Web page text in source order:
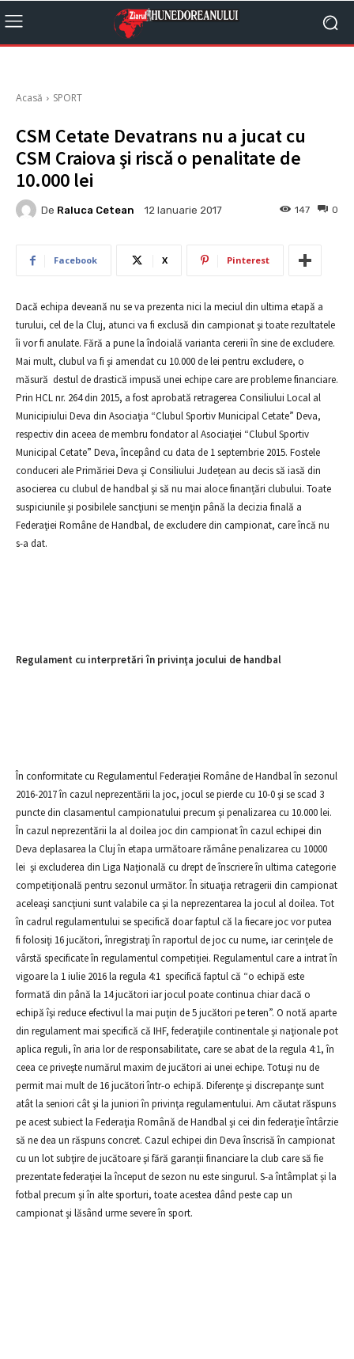
Acasă SPORT
CSM Cetate Devatrans nu a jucat cu
CSM Craiova şi riscă o penalitate de
10.000 lei
De Raluca Cetean 12 Ianuarie 2017 0
147
Facebook X Pinterest
Dacă echipa deveană nu se va prezenta nici la meciul din ultima etapă a
turului, cel de la Cluj, atunci va fi exclusă din campionat şi toate rezultatele
îi vor fi anulate. Fără a pune la îndoială varianta cererii în sine de excludere.
Mai mult, clubul va fi şi amendat cu 10.000 de lei pentru excludere, o
măsură destul de drastică impusă unei echipe care are probleme financiare.
Prin HCL nr. 264 din 2015, a fost aprobată retragerea Consiliului Local al
Municipiului Deva din Asociaţia “Clubul Sportiv Municipal Cetate” Deva,
respectiv din aceea de membru fondator al Asociaţiei “Clubul Sportiv
Municipal Cetate” Deva, începând cu data de 1 septembrie 2015. Fostele
conduceri ale Primăriei Deva şi Consiliului Județean au decis să iasă din
asocierea cu clubul de handbal şi să nu mai aloce finanțări clubului. Toate
suspiciunile şi posibilele sancţiuni se menţin până la decizia finală a
Federaţiei Române de Handbal, de excludere din campionat, care încă nu
s-a dat.
Regulament cu interpretări în privinţa jocului de handbal
În conformitate cu Regulamentul Federaţiei Române de Handbal în sezonul
2016-2017 în cazul neprezentării la joc, jocul se pierde cu 10-0 şi se scad 3
puncte din clasamentul campionatului precum şi penalizarea cu 10.000 lei.
În cazul neprezentării la al doilea joc din campionat în cazul echipei din
Deva deplasarea la Cluj în etapa următoare rămâne penalizarea cu 10000
lei şi excluderea din Liga Naţională cu drept de înscriere în ultima categorie
competiţională pentru sezonul următor. În situaţia retragerii din campionat
aceleaşi sancţiuni sunt valabile ca şi la neprezentarea la jocul al doilea. Tot
în cadrul regulamentului se specifică doar faptul că la fiecare joc vor putea
fi folosiţi 16 jucători, înregistraţi în raportul de joc cu nume, iar cerinţele de
vârstă specificate în regulamentul competiţiei. Regulamentul care a intrat în
vigoare la 1 iulie 2016 la regula 4:1 specifică faptul că “o echipă este
formată din până la 14 jucători iar jocul poate continua chiar dacă o
echipă îşi reduce efectivul la mai puţin de 5 jucători pe teren”. O notă aparte
din regulament mai specifică că IHF, federaţiile continentale şi naţionale pot
aplica reguli, în aria lor de responsabilitate, care se abat de la regula 4:1, în
ceea ce priveşte numărul maxim de jucători ai unei echipe. Totuşi nu de
permit mai mult de 16 jucători într-o echipă. Diferenţe şi discrepanţe sunt
atât la seniori cât şi la juniori în privinţa regulamentului. Am căutat răspuns
pe acest subiect la Federaţia Română de Handbal şi cei din federaţie întârzie
să ne dea un răspuns concret. Cazul echipei din Deva înscrisă în campionat
cu un lot subţire de jucătoare şi fără garanţii financiare la club care să fie
prezentate federaţiei la început de sezon nu este singurul. S-a întâmplat şi la
fotbal precum şi în alte sporturi, toate acestea dând peste cap un
campionat şi lăsând urme severe în sport.